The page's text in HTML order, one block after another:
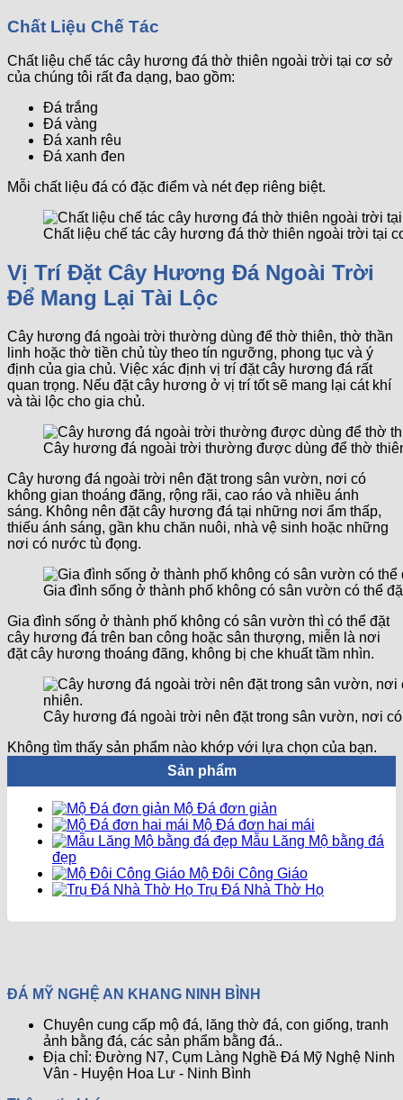
Chất Liệu Chế Tác
Chất liệu chế tác cây hương đá thờ thiên ngoài trời tại cơ sở
của chúng tôi rất đa dạng, bao gồm:
Đá trắng
Đá vàng
Đá xanh rêu
Đá xanh đen
Mỗi chất liệu đá có đặc điểm và nét đẹp riêng biệt.
Chất liệu chế tác cây hương đá thờ thiên ngoài trời tại
Vị Trí Đặt Cây Hương Đá Ngoài Trời
Để Mang Lại Tài Lộc
Cây hương đá ngoài trời thường dùng để thờ thiên, thờ thần
linh hoặc thờ tiền chủ tùy theo tín ngưỡng, phong tục và ý
định của gia chủ. Việc xác định vị trí đặt cây hương đá rất
quan trọng. Nếu đặt cây hương ở vị trí tốt sẽ mang lại cát khí
và tài lộc cho gia chủ.
Cây hương đá ngoài trời thường được dùng để thờ
Cây hương đá ngoài trời nên đặt trong sân vườn, nơi có
không gian thoáng đãng, rộng rãi, cao ráo và nhiều ánh
sáng. Không nên đặt cây hương đá tại những nơi ẩm thấp,
thiếu ánh sáng, gần khu chăn nuôi, nhà vệ sinh hoặc những
nơi có nước tù đọng.
Gia đình sống ở thành phố không có sân vườn có thể
Gia đình sống ở thành phố không có sân vườn thì có thể đặt
cây hương đá trên ban công hoặc sân thượng, miễn là nơi
đặt cây hương thoáng đãng, không bị che khuất tầm nhìn.
Cây hương đá ngoài trời nên đặt trong sân vườn, nơi
Không tìm thấy sản phẩm nào khớp với lựa chọn của bạn.
Sản phẩm
Mộ Đá đơn giản
Mộ Đá đơn hai mái
Mẫu Lăng Mộ bằng đá
đẹp
Mộ Đôi Công Giáo
Trụ Đá Nhà Thờ Họ
ĐÁ MỸ NGHỆ AN KHANG NINH BÌNH
Chuyên cung cấp mộ đá, lăng thờ đá, con giống, tranh
ảnh bằng đá, các sản phẩm bằng đá..
Địa chỉ: Đường N7, Cụm Làng Nghề Đá Mỹ Nghệ Ninh
Vân - Huyện Hoa Lư - Ninh Bình